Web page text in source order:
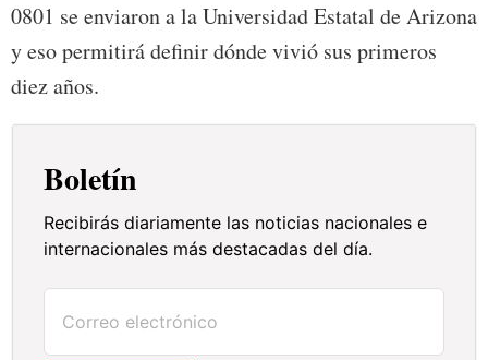
0801 se enviaron a la Universidad Estatal de Arizona
y eso permitirá definir dónde vivió sus primeros
diez años.
Boletín
Recibirás diariamente las noticias nacionales e
internacionales más destacadas del día.